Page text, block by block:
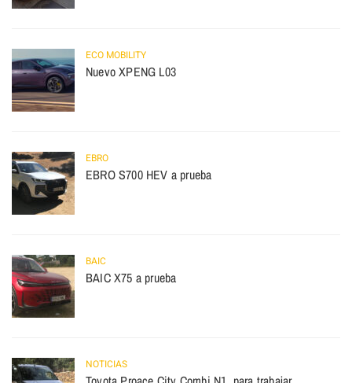
ECO MOBILITY
Nuevo XPENG L03
EBRO
EBRO S700 HEV a prueba
BAIC
BAIC X75 a prueba
NOTICIAS